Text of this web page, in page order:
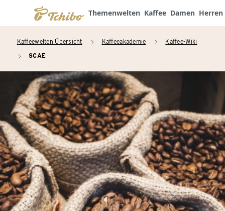
Themenwelten Kaffee Damen Herren
Kaffeewelten Übersicht arrow_right Kaffeeakademie arrow_right Kaffee-Wiki
arrow_right SCAE